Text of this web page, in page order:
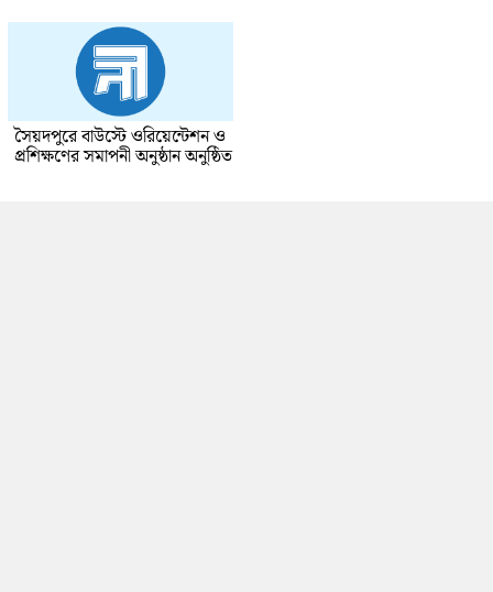
সৈয়দপুরে বাউস্টে ওরিয়েন্টেশন ও
প্রশিক্ষণের সমাপনী অনুষ্ঠান অনুষ্ঠিত